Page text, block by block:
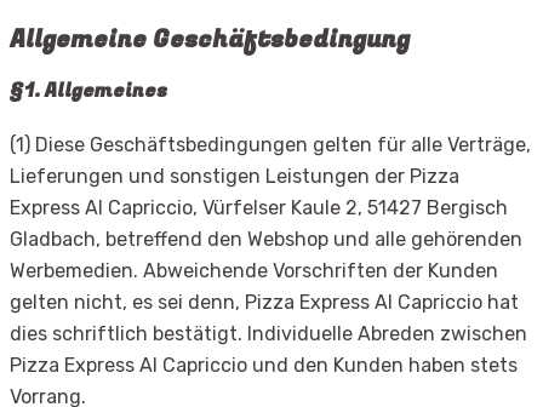
Allgemeine Geschäftsbedingung
§1. Allgemeines
(1) Diese Geschäftsbedingungen gelten für alle Verträge,
Lieferungen und sonstigen Leistungen der Pizza
Express Al Capriccio, Vürfelser Kaule 2, 51427 Bergisch
Gladbach, betreffend den Webshop und alle gehörenden
Werbemedien. Abweichende Vorschriften der Kunden
gelten nicht, es sei denn, Pizza Express Al Capriccio hat
dies schriftlich bestätigt. Individuelle Abreden zwischen
Pizza Express Al Capriccio und den Kunden haben stets
Vorrang.